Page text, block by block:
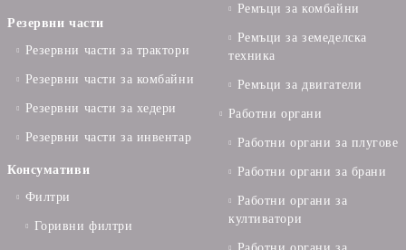
Резервни части
Резервни части за трактори
Резервни части за комбайни
Резервни части за хедери
Резервни части за инвентар
Консумативи
Филтри
Горивни филтри
Ремъци за комбайни
Ремъци за земеделска
техника
Ремъци за двигатели
Работни органи
Работни органи за плугове
Работни органи за брани
Работни органи за
култиватори